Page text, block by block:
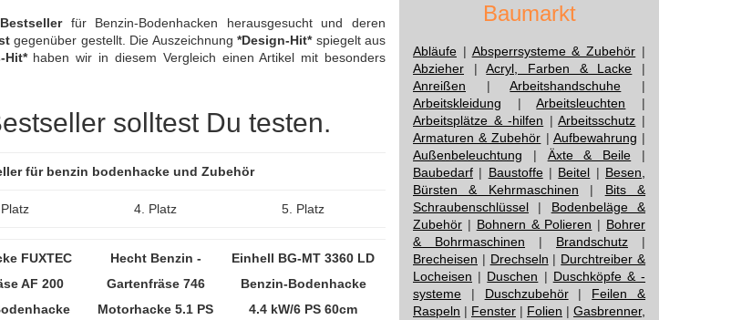
für Benzin-Bodenhacken herausgesucht und deren
gegenüber gestellt. Die Auszeichnung*Design-Hit*spiegelt aus
Hit*haben wir in diesem Vergleich einen Artikel mit besonders
solltest Du testen.
für benzin bodenhacke und Zubehör
4. Platz 5. Platz
FUXTEC
AF 200
Hecht Benzin -
Gartenfräse 746
Motorhacke 5.1 PS
Einhell BG-MT 3360 LD
Benzin-Bodenhacke
4.4 kW/6 PS 60cm
Baumarkt
Abläufe | Absperrsysteme & Zubehör |
Abzieher |Acryl, Farben & Lacke |
Anreißen |Arbeitshandschuhe |
Arbeitskleidung |Arbeitsleuchten |
Arbeitsplätze & -hilfen |Arbeitsschutz |
Armaturen & Zubehör | Aufbewahrung |
Außenbeleuchtung | Äxte & Beile |
Baubedarf | Baustoffe| Beitel | Besen,
Bürsten & Kehrmaschinen | Bits &
Schraubenschlüssel | Bodenbeläge &
Zubehör | Bohnern & Polieren | Bohrer
& Bohrmaschinen | Brandschutz |
Brecheisen | Drechseln | Durchtreiber &
Locheisen | Duschen | Duschköpfe & -
systeme | Duschzubehör| Feilen &
Raspeln | Fenster | Folien | Gasbrenner,